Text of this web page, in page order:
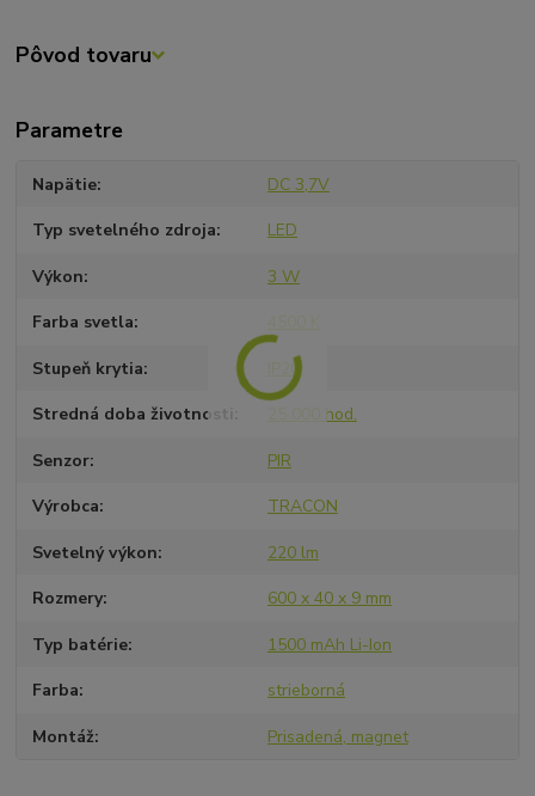
Pôvod tovaru
Parametre
Napätie DC 3,7V
Typ svetelného zdroja LED
Výkon 3 W
Farba svetla
Stupeň krytia IP20
Stredná doba životnosti 25 000 hod.
Senzor PIR
Výrobca TRACON
Svetelný výkon 220 lm
Rozmery 600 x 40 x 9 mm
Typ batérie 1500 mAh Li-Ion
Farba strieborná
Montáž Prisadená, magnet